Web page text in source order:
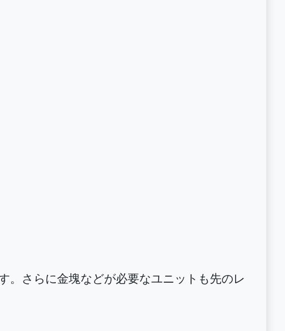
。さらに金塊などが必要なユニットも先のレ